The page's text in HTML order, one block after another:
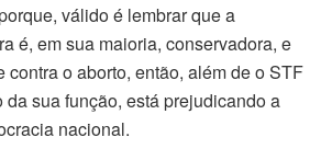
válido é lembrar que a
é, em sua maioria, conservadora, e
contra o aborto, então, além de o STF
da sua função, está prejudicando a
nacional.